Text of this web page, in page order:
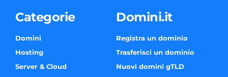
Categorie
Domini
Hosting
Server & Cloud
Domini.it
Registra un dominio
Trasferisci un dominio
Nuovi domini gTLD